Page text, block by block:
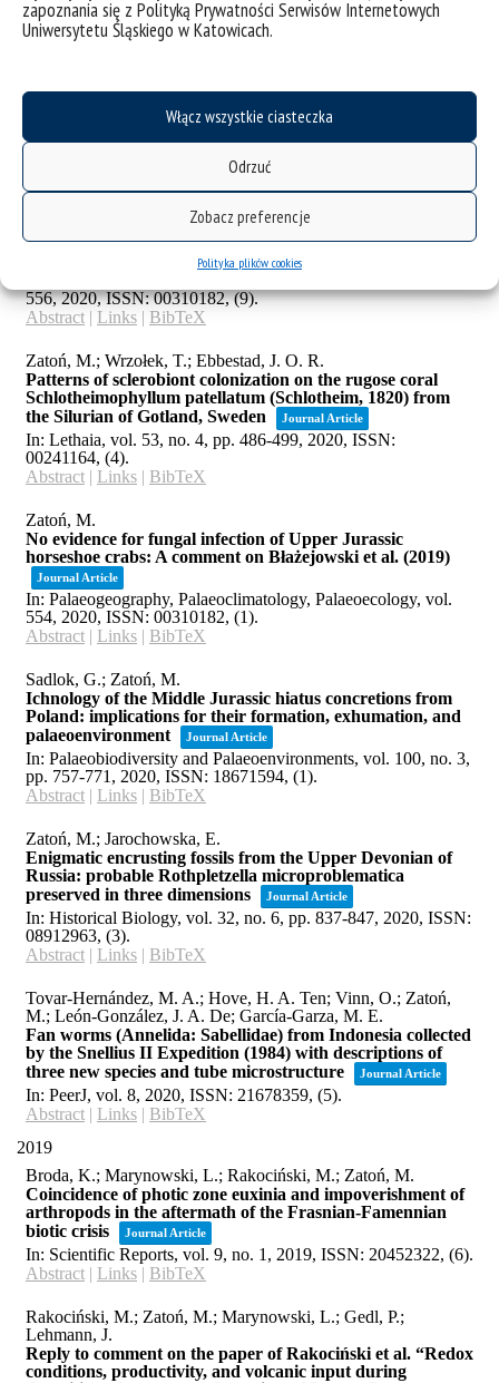
zapoznania się z Polityką Prywatności Serwisów Internetowych
Uniwersytetu Śląskiego w Katowicach.
Włącz wszystkie ciasteczka
Odrzuć
Zobacz preferencje
Polityka plików cookies